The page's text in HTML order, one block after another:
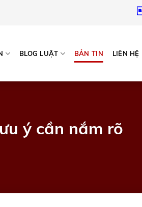
BLOG LUẬT BẢN TIN LIÊN HỆ
ý cần nắm rõ